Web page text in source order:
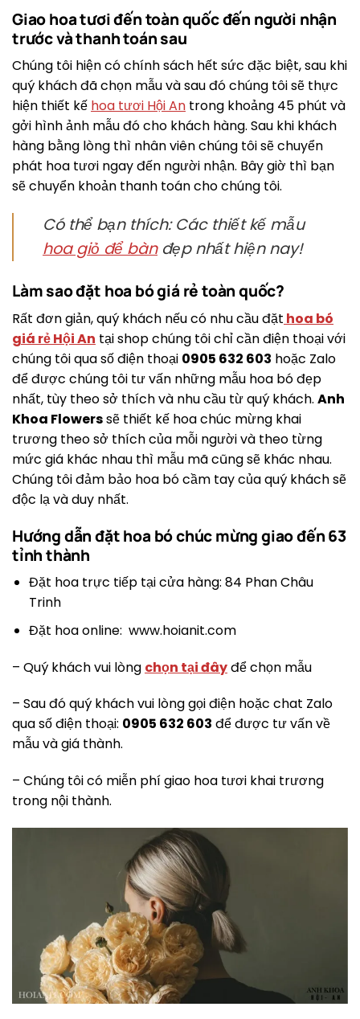
Giao hoa tươi đến toàn quốc đến người nhận
trước và thanh toán sau
Chúng tôi hiện có chính sách hết sức đặc biệt, sau khi
quý khách đã chọn mẫu và sau đó chúng tôi sẽ thực
hiện thiết kế hoa tươi Hội An trong khoảng 45 phút và
gởi hình ảnh mẫu đó cho khách hàng. Sau khi khách
hàng bằng lòng thì nhân viên chúng tôi sẽ chuyển
phát hoa tươi ngay đến người nhận. Bây giờ thì bạn
sẽ chuyển khoản thanh toán cho chúng tôi.
Có thể bạn thích: Các thiết kế mẫu
hoa giỏ để bànđẹp nhất hiện nay!
Làm sao đặt hoa bó giá rẻ toàn quốc?
Rất đơn giản, quý khách nếu có nhu cầu đặt hoa bó
giá rẻ Hội An tại shop chúng tôi chỉ cần điện thoại với
chúng tôi qua số điện thoại 0905 632 603 hoặc Zalo
để được chúng tôi tư vấn những mẫu hoa bó đẹp
nhất, tùy theo sở thích và nhu cầu từ quý khách. Anh
Khoa Flowerssẽ thiết kế hoa chúc mừng khai
trương theo sở thích của mỗi người và theo từng
mức giá khác nhau thì mẫu mã cũng sẽ khác nhau.
Chúng tôi đảm bảo hoa bó cầm tay của quý khách sẽ
độc lạ và duy nhất.
Hướng dẫn đặt hoa bó chúc mừng giao đến 63
tỉnh thành
Đặt hoa trực tiếp tại cửa hàng: 84 Phan Châu
Trinh
Đặt hoa online: www.hoianit.com
– Quý khách vui lòng chọn tại đâyđể chọn mẫu
– Sau đó quý khách vui lòng gọi điện hoặc chat Zalo
qua số điện thoại: 0905 632 603 để được tư vấn về
mẫu và giá thành.
– Chúng tôi có miễn phí giao hoa tươi khai trương
trong nội thành.